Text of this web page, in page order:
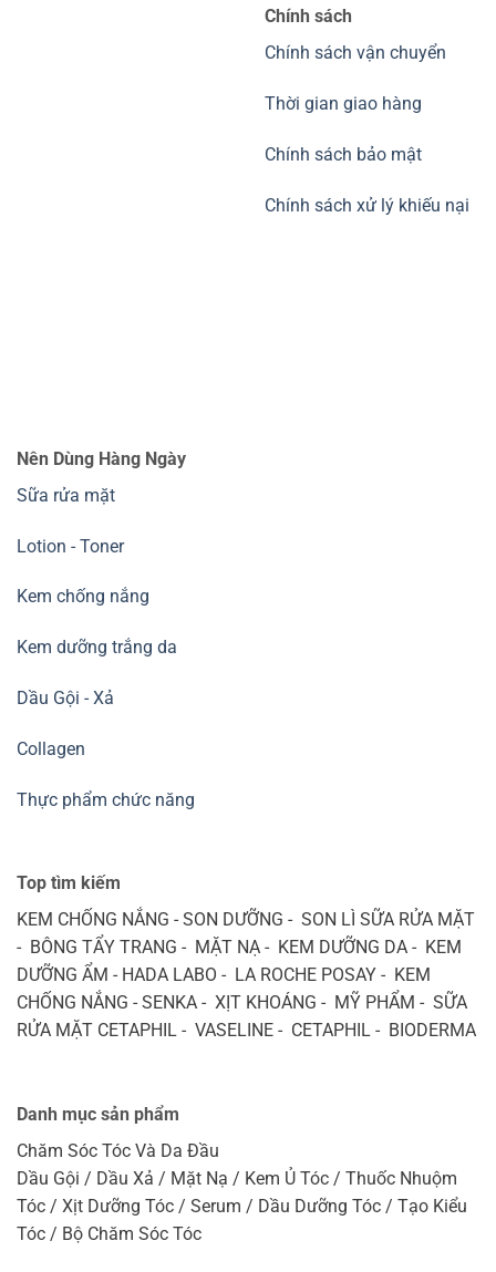
Chính sách
Chính sách vận chuyển
Thời gian giao hàng
Chính sách bảo mật
Chính sách xử lý khiếu nại
Nên Dùng Hàng Ngày
Sữa rửa mặt
Lotion - Toner
Kem chống nắng
Kem dưỡng trắng da
Dầu Gội - Xả
Collagen
Thực phẩm chức năng
Top tìm kiếm
KEM CHỐNG NẮNG - SON DƯỠNG - SON LÌ SỮA RỬA MẶT
- BÔNG TẨY TRANG - MẶT NẠ - KEM DƯỠNG DA - KEM
DƯỠNG ẨM - HADA LABO - LA ROCHE POSAY - KEM
CHỐNG NẮNG - SENKA - XỊT KHOÁNG - MỸ PHẨM - SỮA
RỬA MẶT CETAPHIL - VASELINE - CETAPHIL - BIODERMA
Danh mục sản phẩm
Chăm Sóc Tóc Và Da Đầu
Dầu Gội / Dầu Xả / Mặt Nạ / Kem Ủ Tóc / Thuốc Nhuộm
Tóc / Xịt Dưỡng Tóc / Serum / Dầu Dưỡng Tóc / Tạo Kiểu
Tóc / Bộ Chăm Sóc Tóc